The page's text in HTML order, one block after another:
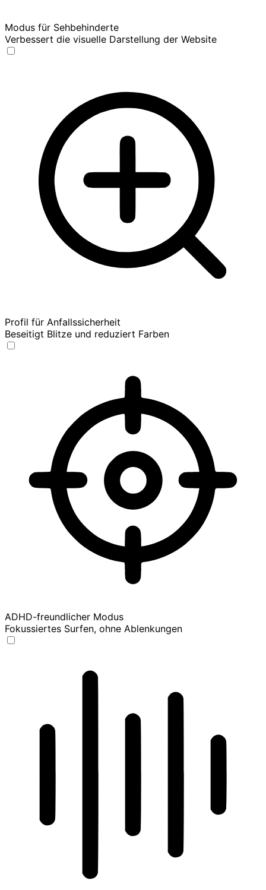
Modus für Sehbehinderte
Verbessert die visuelle Darstellung der Website
Profil für Anfallssicherheit
Beseitigt Blitze und reduziert Farben
ADHD-freundlicher Modus
Fokussiertes Surfen, ohne Ablenkungen